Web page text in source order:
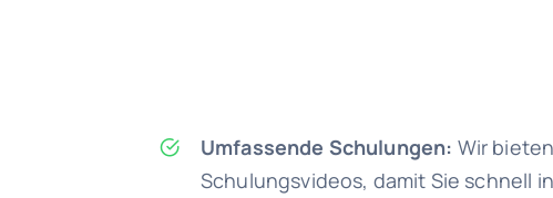
Umfassende Schulungen: Wir
Schulungsvideos, damit Sie schnell